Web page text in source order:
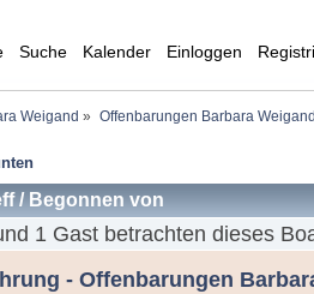
Suche Kalender Einloggen
Weigand » Offenbarungen Barbara
/ Begonnen von
1 Gast betrachten dieses
- Offenbarungen